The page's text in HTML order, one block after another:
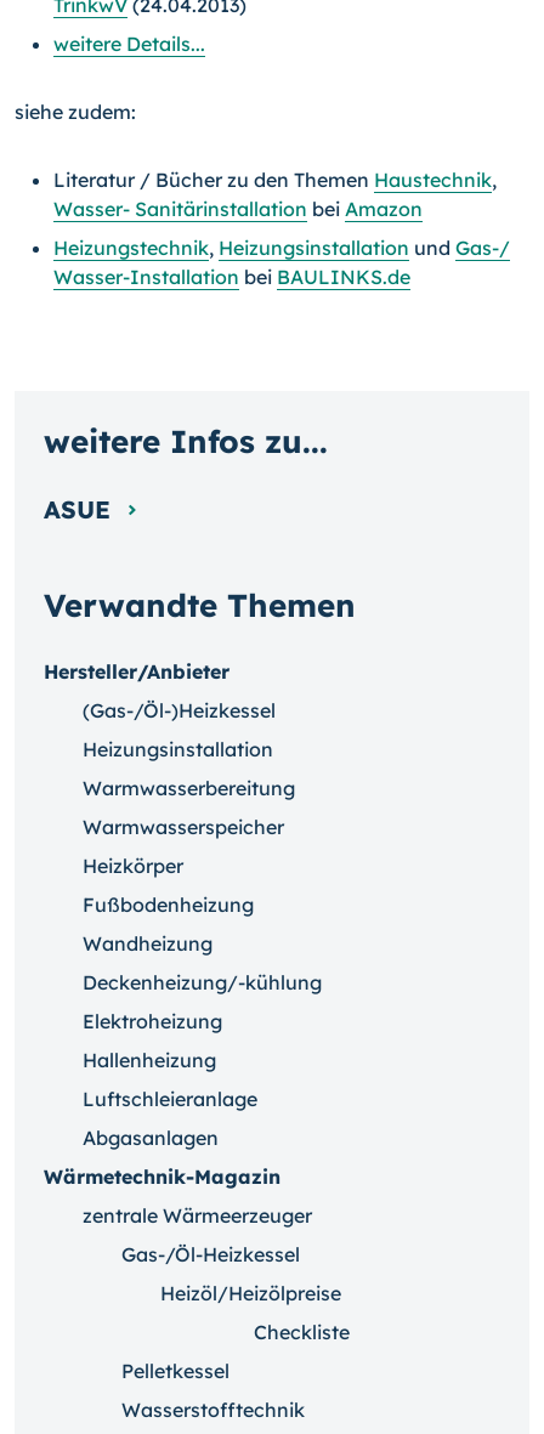
TrinkwV (24.04.2013)
weitere Details...
siehe zudem:
Literatur / Bücher zu den Themen Haustechnik,
Wasser- Sanitärinstallation bei Amazon
Heizungstechnik, Heizungsinstallation und Gas-/
Wasser-Installation bei BAULINKS.de
Verwandte Themen
Hersteller/Anbieter
(Gas-/Öl-)Heizkessel
Heizungsinstallation
Warmwasserbereitung
Warmwasserspeicher
Heizkörper
Fußbodenheizung
Wandheizung
Deckenheizung/-kühlung
Elektroheizung
Hallenheizung
Luftschleieranlage
Abgasanlagen
Wärmetechnik-Magazin
zentrale Wärmeerzeuger
Gas-/Öl-Heizkessel
Heizöl/Heizölpreise
Checkliste
Pelletkessel
Wasserstofftechnik
weitere Infos zu...
ASUE